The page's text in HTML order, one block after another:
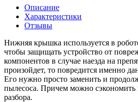
Описание
Характеристики
Отзывы
Нижняя крышка используется в
чтобы защищать устройство от
компонентов в случае наезда на
произойдет, то повредится именно
Его нужно просто заменить и
пылесоса. Причем можно сэкономить
разбора.